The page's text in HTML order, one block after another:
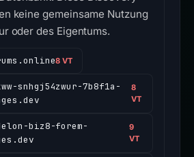
keine gemeinsame Nutzung
oder des Eigentums.
8 VT
snhgj54zwur-7b8f1a-
8
VT
biz8-forem-
9
VT